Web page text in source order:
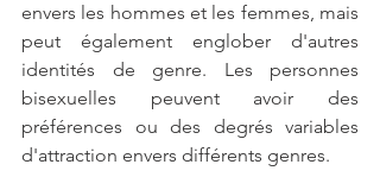
envers les hommes et les femmes, mais
peut également englober d'autres
identités de genre. Les personnes
bisexuelles peuvent avoir des
préférences ou des degrés variables
d'attraction envers différents genres.